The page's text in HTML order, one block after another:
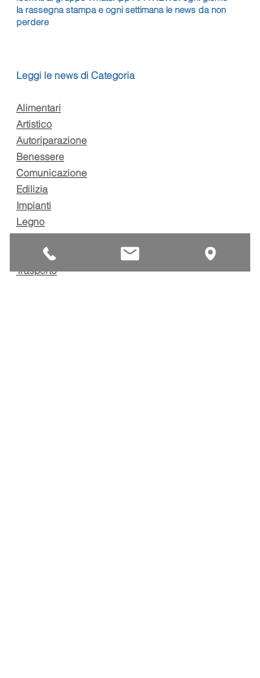
la rassegna stampa e ogni settimana le news da non
perdere
Leggi le news di Categoria
Alimentari
Artistico
Autoriparazione
Benessere
Comunicazione
Edilizia
Impianti
Legno
Trasporto